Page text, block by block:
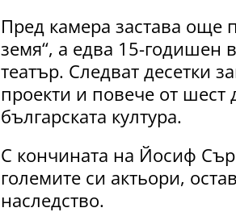
Пред камера застава още
земя“, а едва 15-годишен
театър. Следват десетки
проекти и повече от шест
българската култура.
С кончината на Йосиф
големите си актьори,
наследство.